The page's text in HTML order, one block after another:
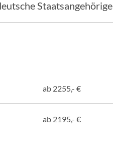
Staatsangehörige
ab 2255,- €
ab 2195,- €